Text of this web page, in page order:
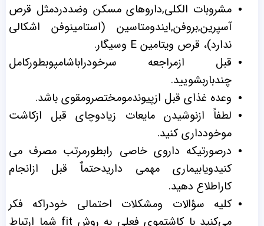
مشروبات الکلی,داروهای مسکن وضددردمثل قرص
آسپرین,بروفن,ایندومتاسین (استامینوفن اشکالی
ندارد)، قرص ویتامین E وسیگار.
قبل ازمراجعه سرخودراباشامپوبطورکامل
چندباربشویید.
وعده غذای قبل ازپیوندمومختصرومقوی باشد.
لطفاً ازنوشیدن مایعات زیادوچای قبل ازکاشت
موخودداری کنید.
درصورتیکه داروی خاصی رابطورمرتب مصرف می
کنیدویابیماری مهمی داریدحتماٌ قبل ازانجام
کاراطلاع دهید.
کلیه سؤالات ومشکلات احتمالی خودراکه فکر
می‌کنید با کاشتموی فعلی به روش fit شما ارتباط